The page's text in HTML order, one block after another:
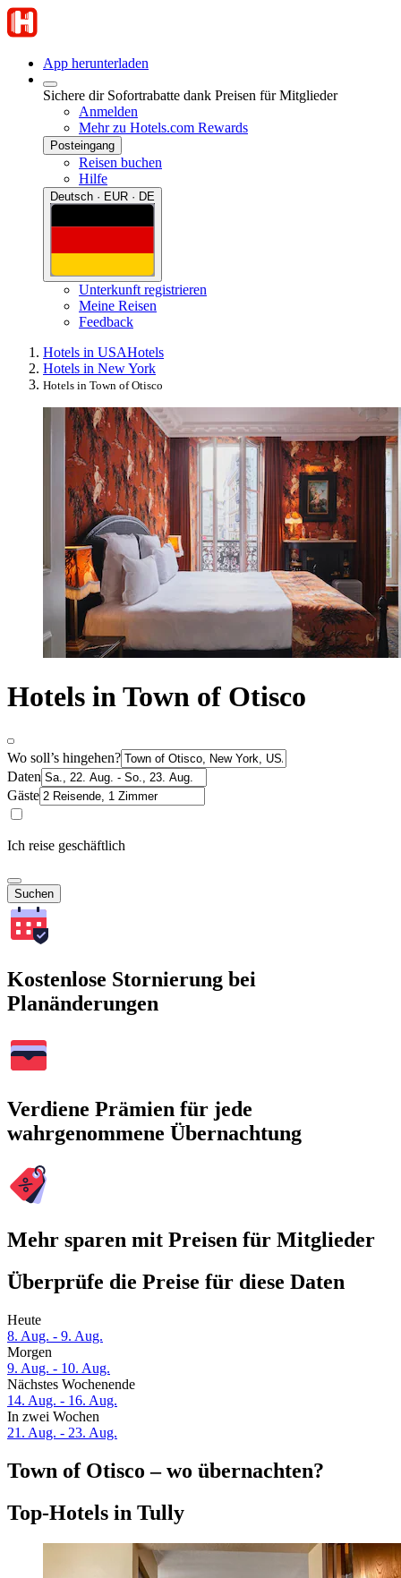
App herunterladen
Sichere dir Sofortrabatte dank Preisen für Mitglieder
Anmelden
Mehr zu Hotels.com Rewards
Posteingang
Reisen buchen
Hilfe
Deutsch · EUR · DE
Unterkunft registrieren
Meine Reisen
Feedback
Hotels in USAHotels
Hotels in New York
Hotels in Town of Otisco
Hotels in Town of Otisco
Wo soll’s hingehen?
Daten
Gäste
Ich reise geschäftlich
Suchen
Kostenlose Stornierung bei
Planänderungen
Verdiene Prämien für jede
wahrgenommene Übernachtung
Mehr sparen mit Preisen für Mitglieder
Überprüfe die Preise für diese Daten
Heute
8. Aug. - 9. Aug.
Morgen
9. Aug. - 10. Aug.
Nächstes Wochenende
14. Aug. - 16. Aug.
In zwei Wochen
21. Aug. - 23. Aug.
Town of Otisco – wo übernachten?
Top-Hotels in Tully